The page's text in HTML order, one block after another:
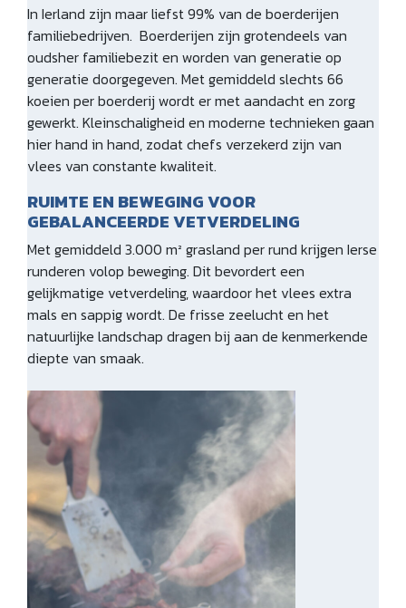
In Ierland zijn maar liefst 99% van de boerderijen
familiebedrijven. Boerderijen zijn grotendeels van
oudsher familiebezit en worden van generatie op
generatie doorgegeven. Met gemiddeld slechts 66
koeien per boerderij wordt er met aandacht en zorg
gewerkt. Kleinschaligheid en moderne technieken gaan
hier hand in hand, zodat chefs verzekerd zijn van
vlees van constante kwaliteit.
RUIMTE EN BEWEGING VOOR
GEBALANCEERDE VETVERDELING
Met gemiddeld 3.000 m² grasland per rund krijgen Ierse
runderen volop beweging. Dit bevordert een
gelijkmatige vetverdeling, waardoor het vlees extra
mals en sappig wordt. De frisse zeelucht en het
natuurlijke landschap dragen bij aan de kenmerkende
diepte van smaak.